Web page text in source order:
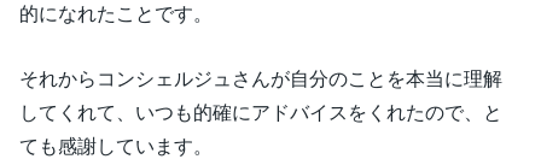
的になれたことです。
それからコンシェルジュさんが自分のことを本当に理解
してくれて、いつも的確にアドバイスをくれたので、と
ても感謝しています。